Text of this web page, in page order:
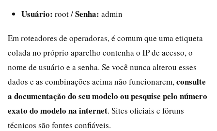
Usuário: root /Senha: admin
Em roteadores de operadoras, é comum que uma etiqueta
colada no próprio aparelho contenha o IP de acesso, o
nome de usuário e a senha. Se você nunca alterou esses
dados e as combinações acima não funcionarem, consulte
a documentação do seu modelo ou pesquise pelo número
exato do modelo na internet. Sites oficiais e fóruns
técnicos são fontes confiáveis.